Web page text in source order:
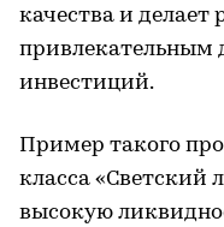
качества и делает
привлекательным
инвестиций.
Пример такого
класса «Светский
высокую